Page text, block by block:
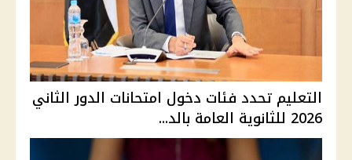
التعليم تحدد فئات دخول امتحانات الدور الثاني
2026 للثانوية العامة بالد...